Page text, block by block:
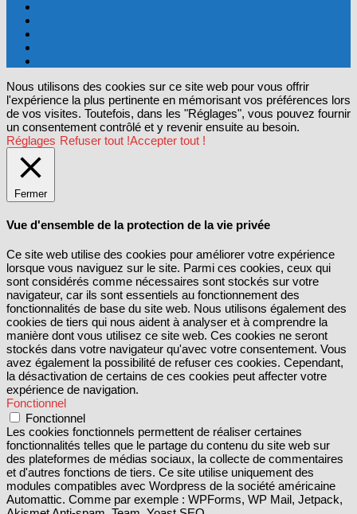
Nous utilisons des cookies sur ce site web pour vous offrir
l'expérience la plus pertinente en mémorisant vos préférences lors
de vos visites. Toutefois, dans les "Réglages", vous pouvez fournir
un consentement contrôlé et y revenir ensuite au besoin.
Réglages Refuser tout !Accepter tout !
Fermer
Vue d'ensemble de la protection de la vie privée
Ce site web utilise des cookies pour améliorer votre expérience
lorsque vous naviguez sur le site. Parmi ces cookies, ceux qui
sont considérés comme nécessaires sont stockés sur votre
navigateur, car ils sont essentiels au fonctionnement des
fonctionnalités de base du site web. Nous utilisons également des
cookies de tiers qui nous aident à analyser et à comprendre la
manière dont vous utilisez ce site web. Ces cookies ne seront
stockés dans votre navigateur qu'avec votre consentement. Vous
avez également la possibilité de refuser ces cookies. Cependant,
la désactivation de certains de ces cookies peut affecter votre
expérience de navigation.
Fonctionnel
Fonctionnel
Les cookies fonctionnels permettent de réaliser certaines
fonctionnalités telles que le partage du contenu du site web sur
des plateformes de médias sociaux, la collecte de commentaires
et d'autres fonctions de tiers. Ce site utilise uniquement des
modules compatibles avec Wordpress de la société américaine
Automattic. Comme par exemple : WPForms, WP Mail, Jetpack,